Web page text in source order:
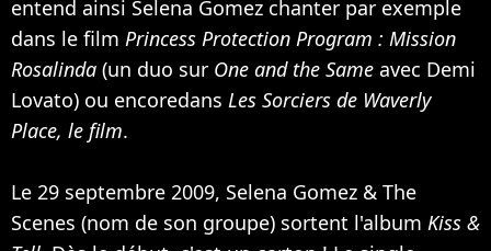
entend ainsi Selena Gomez chanter par exemple
dans le film Princess Protection Program : Mission
Rosalinda (un duo sur One and the Same avec Demi
Lovato) ou encoredans Les Sorciers de Waverly
Place, le film.
Le 29 septembre 2009, Selena Gomez & The
Scenes (nom de son groupe) sortent l'album Kiss &